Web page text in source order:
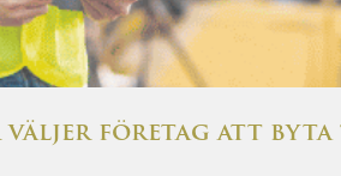
företag att byta